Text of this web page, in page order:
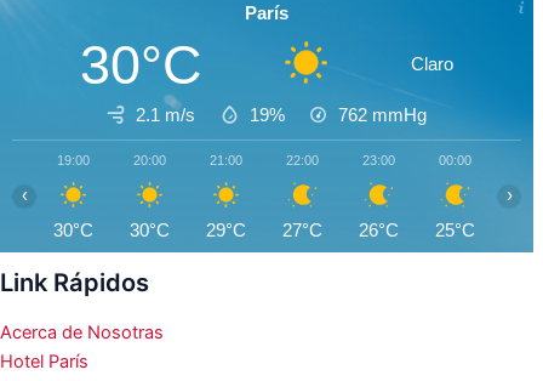
París
30°C Claro
2.1 m/s 19% 762 mmHg
19:00
30°C
20:00
30°C
21:00
29°C
22:00
27°C
23:00
26°C
00:00
25°C
‹ ›
Link Rápidos
Acerca de Nosotras
Hotel París